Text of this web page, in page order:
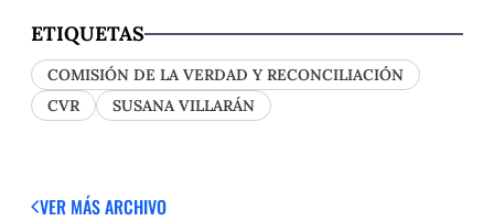
ETIQUETAS
COMISIÓN DE LA VERDAD Y RECONCILIACIÓN
CVR
SUSANA VILLARÁN
VER MÁSARCHIVO